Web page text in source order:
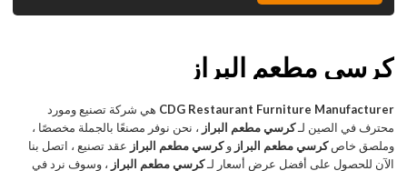
كرسي مطعم البراز
CDG Restaurant Furniture Manufacturer هي شركة تصنيع ومورد
محترف في الصين لـكرسي مطعم البراز ، نحن نوفر مصنعًا بالجملة مخصصًا ،
وملصق خاصكرسي مطعم البراز وكرسي مطعم البراز عقد تصنيع ، اتصل بنا
الآن للحصول على أفضل عرض أسعار لـكرسي مطعم البراز ، وسوف نرد في